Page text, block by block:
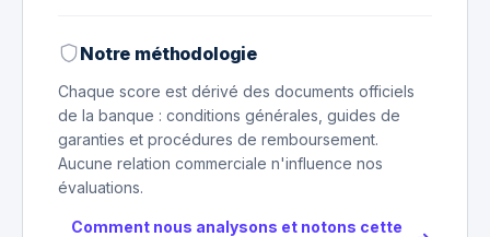
Notre méthodologie
Chaque score est dérivé des documents officiels
de la banque : conditions générales, guides de
garanties et procédures de remboursement.
Aucune relation commerciale n'influence nos
évaluations.
Comment nous analysons et notons cette